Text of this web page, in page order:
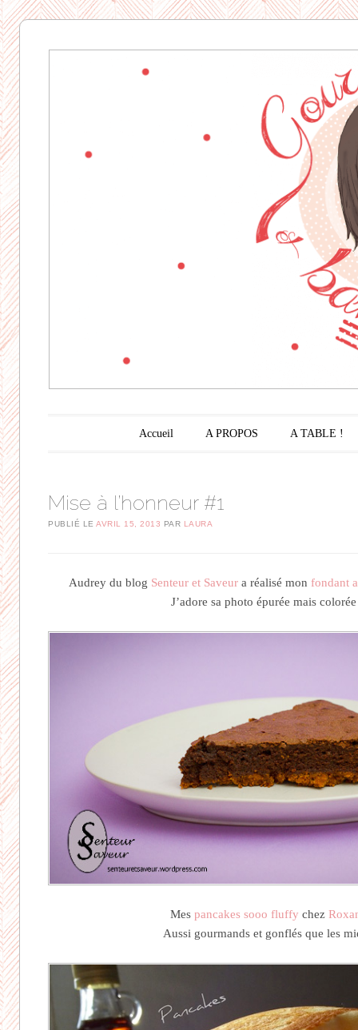
& Bavardages
Menu principal
Aller au contenu principal
Accueil A PROPOS A TABLE !
Mise à l’honneur #1
PUBLIÉ LEAVRIL 15, 2013 PAR LAURA
Audrey du blog Senteur et Saveura réalisé monfondant
J’adore sa photo épurée mais
Mespancakes sooo fluffychez
Aussi gourmands et gonflés que les